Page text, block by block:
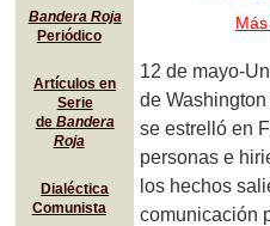
Bandera Roja
Periódico
Artículos en
Serie
de Bandera
Roja
Dialéctica
Comunista
12 de mayo-
de
se estrelló en
personas e
los hechos
comunicación